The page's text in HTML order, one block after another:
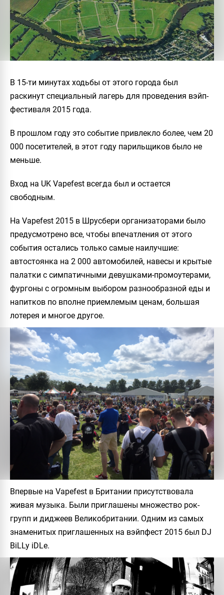
В 15-ти минутах ходьбы от этого города был
раскинут специальный лагерь для проведения вэйп-
фестиваля 2015 года.
В прошлом году это событие привлекло более, чем 20
000 посетителей, в этот году парильщиков было не
меньше.
Вход на UK Vapefest всегда был и остается
свободным.
На Vapefest 2015 в Шрусбери организаторами было
предусмотрено все, чтобы впечатления от этого
события остались только самые наилучшие:
автостоянка на 2 000 автомобилей, навесы и крытые
палатки с симпатичными девушками-промоутерами,
фургоны с огромным выбором разнообразной еды и
напитков по вполне приемлемым ценам, большая
лотерея и многое другое.
Впервые на Vapefest в Британии присутствовала
живая музыка. Были приглашены множество рок-
групп и диджеев Великобритании. Одним из самых
знаменитых приглашенных на вэйпфест 2015 был DJ
BiLLy iDLe.